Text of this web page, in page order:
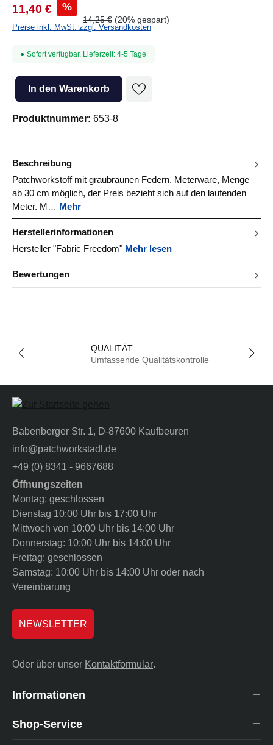
11,40 € %
14,25 € (20% gespart)
Preise inkl. MwSt. zzgl. Versandkosten
Sofort verfügbar, Lieferzeit: 4-5 Tage
Produkt Anzahl: Gib den gewünschten Wert ein oder benutze die
In den Warenkorb
Produktnummer: 653-8
Beschreibung
Patchworkstoff mit graubraunen Federn. Meterware, Menge
ab 30 cm möglich, der Preis bezieht sich auf den laufenden
Meter. M… Mehr
Herstellerinformationen
Hersteller "Fabric Freedom" Mehr lesen
Bewertungen
QUALITÄT
Umfassende Qualitätskontrolle
Babenberger Str. 1, D-87600 Kaufbeuren
info@patchworkstadl.de
+49 (0) 8341 - 9667688
Öffnungszeiten
Montag: geschlossen
Dienstag 10:00 Uhr bis 17:00 Uhr
Mittwoch von 10:00 Uhr bis 14:00 Uhr
Donnerstag: 10:00 Uhr bis 14:00 Uhr
Freitag: geschlossen
Samstag: 10:00 Uhr bis 14:00 Uhr oder nach
Vereinbarung
NEWSLETTER
Oder über unser Kontaktformular.
Informationen
Shop-Service